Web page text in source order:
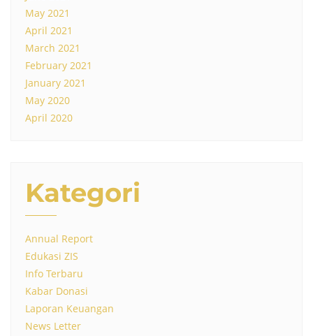
May 2021
April 2021
March 2021
February 2021
January 2021
May 2020
April 2020
Kategori
Annual Report
Edukasi ZIS
Info Terbaru
Kabar Donasi
Laporan Keuangan
News Letter